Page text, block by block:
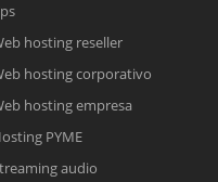
online.
línea. Complete el formulario
hosting reseller
hosting corporativo
hosting empresa
PYME
audio